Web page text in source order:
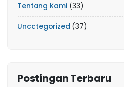
Tentang Kami (33)
Uncategorized (37)
Postingan Terbaru